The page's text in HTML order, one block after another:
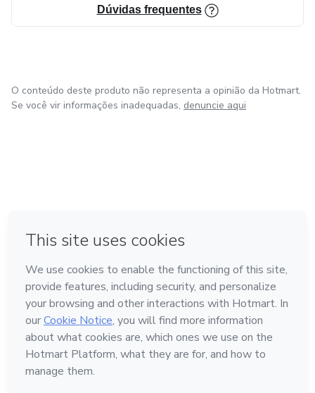
Dúvidas frequentes
O conteúdo deste produto não representa a opinião da Hotmart.
Se você vir informações inadequadas, denuncie aqui
Feito com ❤ em Bogotá
Conheça a Hotmart
Idioma
Português